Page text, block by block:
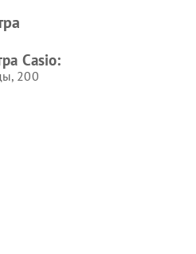
Casio:
200